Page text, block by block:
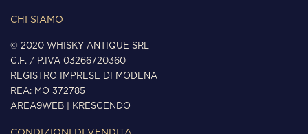
CHI SIAMO
© 2020 WHISKY ANTIQUE SRL
C.F. / P.IVA 03266720360
REGISTRO IMPRESE DI MODENA
REA: MO 372785
AREA9WEB
KRESCENDO